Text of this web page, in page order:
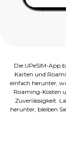
Die UPeSIM-App
Karten und
einfach herunter,
Roaming-Kosten
Zuverlässigkeit.
herunter, bleiben